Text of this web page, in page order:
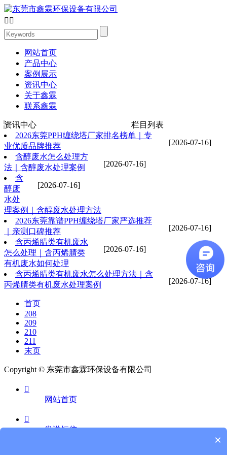
 
网站首页
产品中心
案例展示
资讯中心
关于鑫霖
联系鑫霖
资讯中心 栏目列表
[2026-07-16]
2026东莞PPH缠绕塔厂家排名榜单｜专
业优质品牌推荐
[2026-07-16]
含醇废水怎么处理方
法｜含醇废水处理案例
[2026-07-16]
含
醇废
水处
理案例｜含醇废水处理方法
[2026-07-16]
2026东莞靠谱PPH缠绕塔厂家严选推荐
｜亲测口碑推荐
[2026-07-16]
含丙烯腈类有机废水
怎么处理｜含丙烯腈类
有机废水如何处理
[2026-07-16]
含丙烯腈类有机废水怎么处理方法｜含
丙烯腈类有机废水处理案例
首页
208
209
210
211
末页
Copyright © 东莞市鑫霖环保设备有限公司

网站首页

发送短信
×